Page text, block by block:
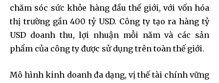
chăm sóc sức khỏe hàng đầu thế giới, với vốn hóa
thị trường gần 400 tỷ USD. Công ty tạo ra hàng tỷ
USD doanh thu, lợi nhuận mỗi năm và các sản
phẩm của công ty được sử dụng trên toàn thế giới.
Mô hình kinh doanh đa dạng, vị thế tài chính vững